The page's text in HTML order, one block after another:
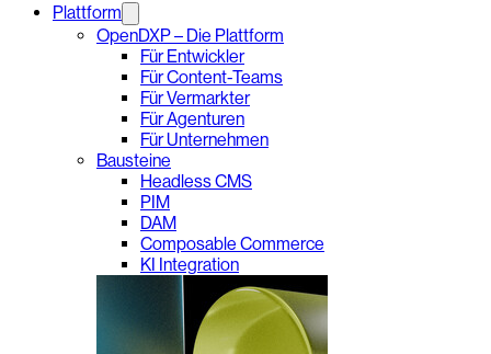
Plattform
OpenDXP – Die Plattform
Für Entwickler
Für Content-Teams
Für Vermarkter
Für Agenturen
Für Unternehmen
Bausteine
Headless CMS
PIM
DAM
Composable Commerce
KI Integration